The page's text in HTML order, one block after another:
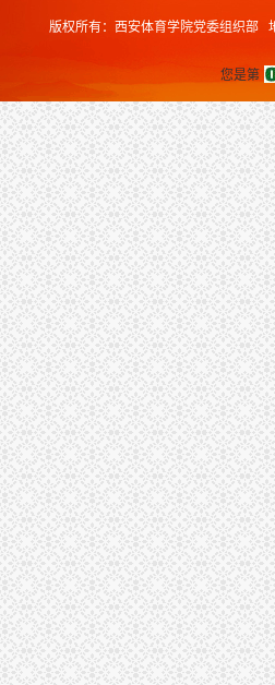
版权所有：西安体育学院党委组织部
您是第